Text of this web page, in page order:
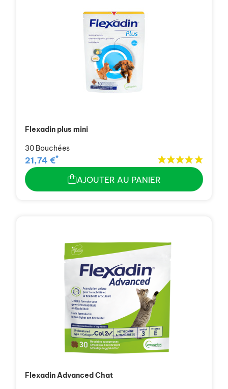
Flexadin plus mini
30 Bouchées
21,74 €*
AJOUTER AU PANIER
Flexadin Advanced Chat